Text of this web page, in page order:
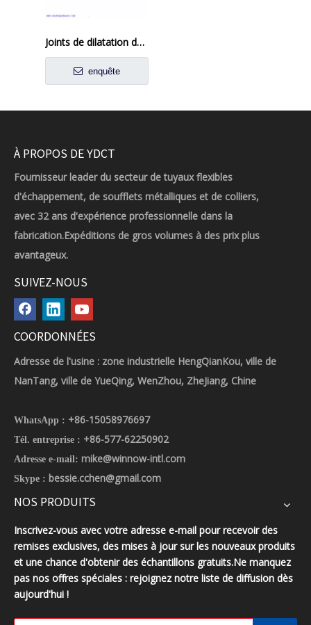
Joints de dilatation des tuyaux métalliques résistants chimiques à absorber la croissance thermique
enquête
À PROPOS DE YDCT
Fournisseur leader du secteur de tuyaux flexibles
d'échappement, de soufflets métalliques et de colliers,
avec 32 ans d'expérience professionnelle dans la
fabrication.Expéditions de gros volumes à des prix plus
avantageux.
SUIVEZ-NOUS
COORDONNÉES
Adresse de l'usine : zone industrielle HengQianKou, ville de
NanTang, ville de YueQing, WenZhou, ZheJiang, Chine
WhatsApp : +86-15058976697
Tél. entreprise : +86-577-62250902
Adresse e-mail: mike@winnow-intl.com
Skype : bessie.cchen@gmail.com
NOS PRODUITS
Inscrivez-vous avec votre adresse e-mail pour recevoir des
remises exclusives, des mises à jour sur les nouveaux produits
et une chance d'obtenir des échantillons gratuits.Ne manquez
pas nos offres spéciales : rejoignez notre liste de diffusion dès
aujourd'hui !